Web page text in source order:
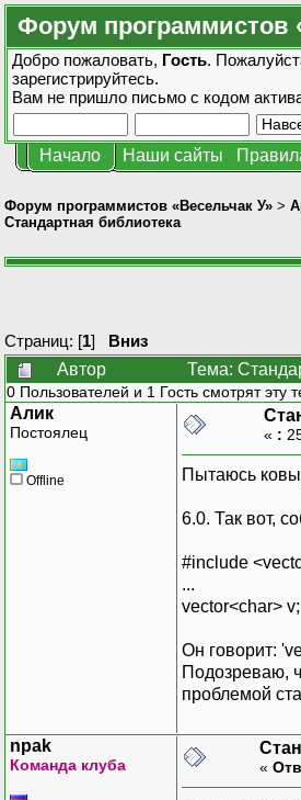
Форум программистов
Добро пожаловать, Гость.
зарегистрируйтесь.
Вам не пришло письмо с кодом
Начало Наши сайты
Форум программистов «Весельчак У» >
Стандартная библиотека
Страниц: [1] Вниз
Автор
Тема:
0 Пользователей и 1 Гость смотрят эту
Алик
Постоялец
Offline
« :
Пытаюсь
6.0. Так вот,
#include
...
vector<char> v;
Он говорит:
Подозреваю,
проблемой
npak
Команда клуба «